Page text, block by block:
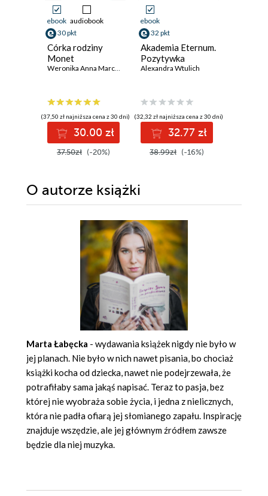
ebook audiobook
30 pkt
Córka rodziny
Monet
Weronika Anna Marczak
(37,50 zł najniższa cena z 30 dni)
30.00 zł
37.50zł (-20%)
ebook
32 pkt
Akademia Eternum.
Pozytywka
Alexandra Wtulich
(32,32 zł najniższa cena z 30 dni)
32.77 zł
38.99zł (-16%)
O autorze książki
Marta Łabęcka - wydawania książek nigdy nie było w
jej planach. Nie było w nich nawet pisania, bo chociaż
książki kocha od dziecka, nawet nie podejrzewała, że
potrafiłaby sama jakąś napisać. Teraz to pasja, bez
której nie wyobraża sobie życia, i jedna z nielicznych,
która nie padła ofiarą jej słomianego zapału. Inspirację
znajduje wszędzie, ale jej głównym źródłem zawsze
będzie dla niej muzyka.